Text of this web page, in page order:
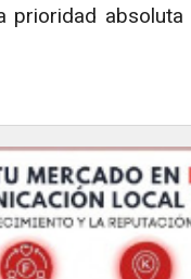
prioridad